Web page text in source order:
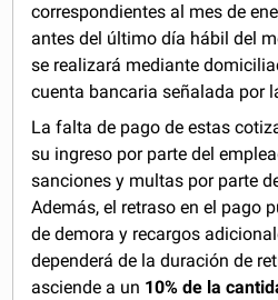
correspondientes al mes de
antes del último día hábil del
se realizará mediante
cuenta bancaria señalada por
La falta de pago de estas
su ingreso por parte del
sanciones y multas por parte
Además, el retraso en el pago
de demora y recargos
dependerá de la duración de
asciende a un 10% de la